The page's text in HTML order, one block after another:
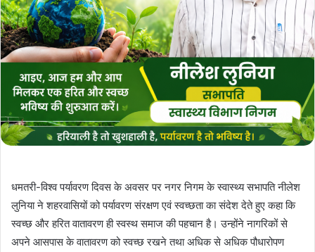
धमतरी-विश्व पर्यावरण दिवस के अवसर पर नगर निगम के स्वास्थ्य सभापति नीलेश
लुनिया ने शहरवासियों को पर्यावरण संरक्षण एवं स्वच्छता का संदेश देते हुए कहा कि
स्वच्छ और हरित वातावरण ही स्वस्थ समाज की पहचान है। उन्होंने नागरिकों से
अपने आसपास के वातावरण को स्वच्छ रखने तथा अधिक से अधिक पौधारोपण